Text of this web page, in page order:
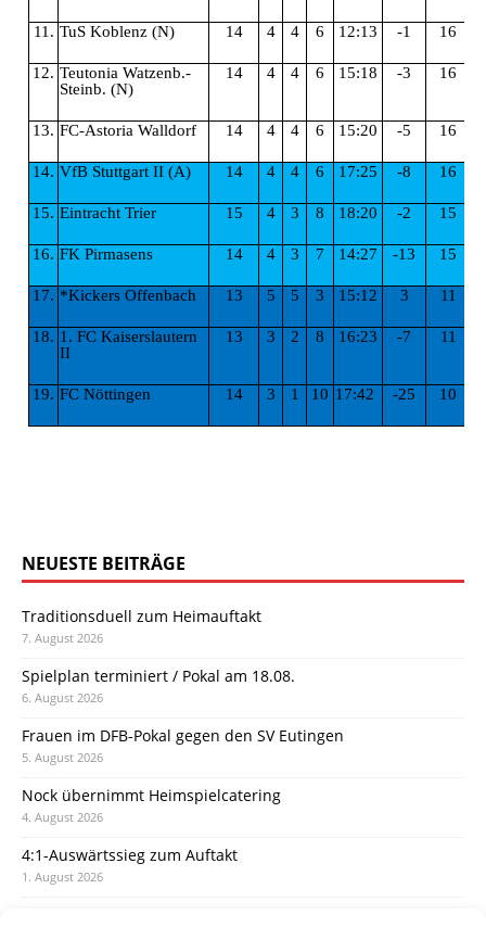
11. TuS Koblenz (N) 14 4 4 6 12:13 -1 16
12. Teutonia Watzenb.-
Steinb. (N)
14 4 4 6 15:18 -3 16
13. FC-Astoria Walldorf 14 4 4 6 15:20 -5 16
14. VfB Stuttgart II (A) 14 4 4 6 17:25 -8 16
15. Eintracht Trier 15 4 3 8 18:20 -2 15
16. FK Pirmasens 14 4 3 7 14:27 -13 15
17. *Kickers Offenbach 13 5 5 3 15:12 3 11
18. 1. FC Kaiserslautern
II
13 3 2 8 16:23 -7 11
19. FC Nöttingen 14 3 1 10 17:42 -25 10
NEUESTE BEITRÄGE
Traditionsduell zum Heimauftakt
7. August 2026
Spielplan terminiert / Pokal am 18.08.
6. August 2026
Frauen im DFB-Pokal gegen den SV Eutingen
5. August 2026
Nock übernimmt Heimspielcatering
4. August 2026
4:1-Auswärtssieg zum Auftakt
1. August 2026